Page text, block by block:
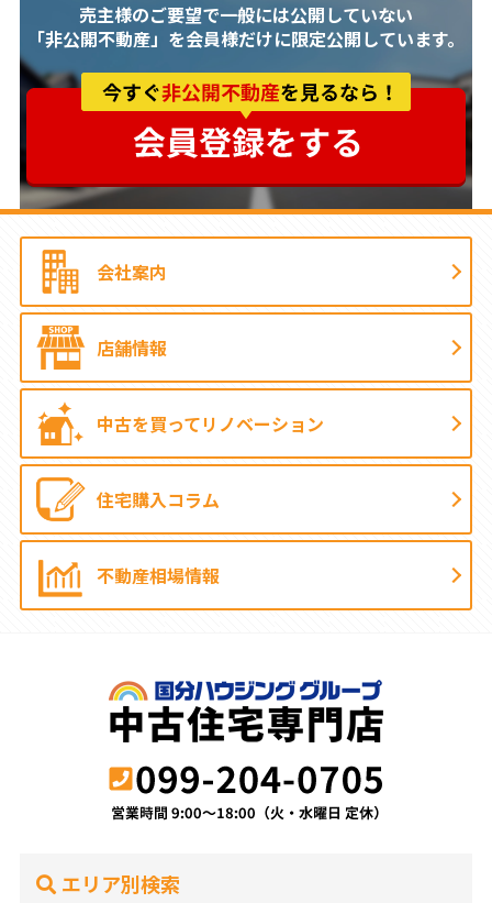
売主様のご要望で一般には公開していない
「非公開不動産」を会員様だけに限定公開しています。
会社案内
店舗情報
中古を買ってリノベーション
住宅購入コラム
不動産相場情報
エリア別検索